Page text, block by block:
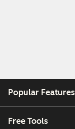
Popular Features
Free Tools